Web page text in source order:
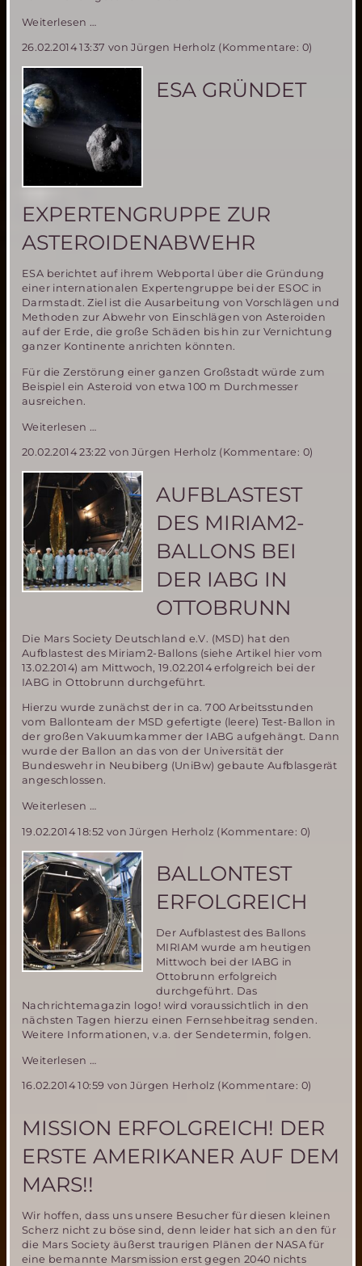
Weiterlesen …
verlor
im
fast
sein
Leben
während
eines
der
ISS
26.02.2014 13:37 von Jürgen Herholz (Kommentare: 0)
ESA GRÜNDET
EXPERTENGRUPPE ZUR
ASTEROIDENABWEHR
ESA berichtet auf ihrem Webportal über die Gründung
einer internationalen Expertengruppe bei der ESOC in
Darmstadt. Ziel ist die Ausarbeitung von Vorschlägen und
Methoden zur Abwehr von Einschlägen von Asteroiden
auf der Erde, die große Schäden bis hin zur Vernichtung
ganzer Kontinente anrichten könnten.
Für die Zerstörung einer ganzen Großstadt würde zum
Beispiel ein Asteroid von etwa 100 m Durchmesser
ausreichen.
Weiterlesen …
Expertengruppe
zur
Asteroidenabwehr
20.02.2014 23:22 von Jürgen Herholz (Kommentare: 0)
AUFBLASTEST
DES MIRIAM2-
BALLONS BEI
DER IABG IN
OTTOBRUNN
Die Mars Society Deutschland e.V. (MSD) hat den
Aufblastest des Miriam2-Ballons (siehe Artikel hier vom
13.02.2014) am Mittwoch, 19.02.2014 erfolgreich bei der
IABG in Ottobrunn durchgeführt.
Hierzu wurde zunächst der in ca. 700 Arbeitsstunden
vom Ballonteam der MSD gefertigte (leere) Test-Ballon in
der großen Vakuumkammer der IABG aufgehängt. Dann
wurde der Ballon an das von der Universität der
Bundeswehr in Neubiberg (UniBw) gebaute Aufblasgerät
angeschlossen.
Weiterlesen …
Miriam2-
Ballons
bei
der
IABG
in
Ottobrunn
19.02.2014 18:52 von Jürgen Herholz (Kommentare: 0)
BALLONTEST
ERFOLGREICH
Der Aufblastest des Ballons
MIRIAM wurde am heutigen
Mittwoch bei der IABG in
Ottobrunn erfolgreich
durchgeführt. Das
Nachrichtemagazin logo! wird voraussichtlich in den
nächsten Tagen hierzu einen Fernsehbeitrag senden.
Weitere Informationen, v.a. der Sendetermin, folgen.
Weiterlesen …
16.02.2014 10:59 von Jürgen Herholz (Kommentare: 0)
MISSION ERFOLGREICH! DER
ERSTE AMERIKANER AUF DEM
MARS!!
Wir hoffen, dass uns unsere Besucher für diesen kleinen
Scherz nicht zu böse sind, denn leider hat sich an den für
die Mars Society äußerst traurigen Plänen der NASA für
eine bemannte Marsmission erst gegen 2040 nichts